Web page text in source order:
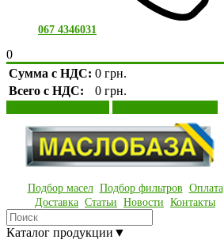
067 4346031
0
Сумма с НДС: 0 грн.
Всего с НДС:
0 грн.
Подбор масел Подбор фильтров Оплата
Доставка Статьи Новости Контакты
Каталог продукции ▼